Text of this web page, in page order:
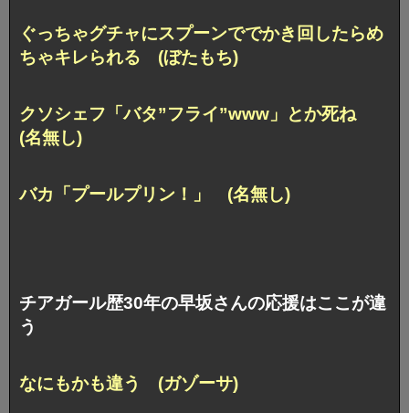
ぐっちゃグチャにスプーンででかき回したらめ
ちゃキレられる (ぼたもち)
クソシェフ「バタ”フライ”www」とか死ね
(名無し)
バカ「プールプリン！」 (名無し)
チアガール歴30年の早坂さんの応援はここが違
う
なにもかも違う (ガゾーサ)